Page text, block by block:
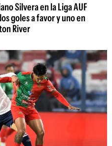
Silvera en la Liga AUF
goles a favor y uno en
River